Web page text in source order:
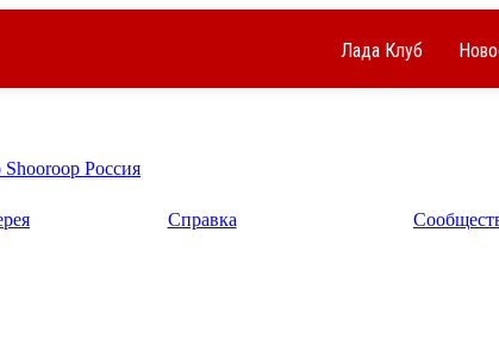
Лада Клуб
Россия
Справка